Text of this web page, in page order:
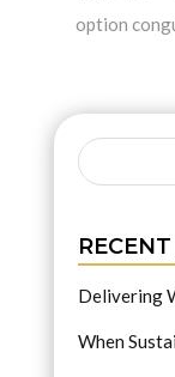
option
Delivering
When